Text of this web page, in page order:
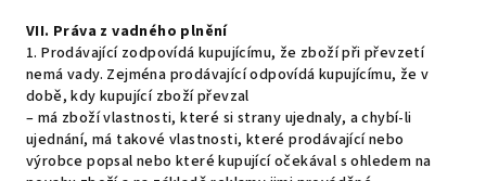
VII. Práva z vadného plnění
1. Prodávající zodpovídá kupujícímu, že zboží při převzetí
nemá vady. Zejména prodávající odpovídá kupujícímu, že v
době, kdy kupující zboží převzal
– má zboží vlastnosti, které si strany ujednaly, a chybí-li
ujednání, má takové vlastnosti, které prodávající nebo
výrobce popsal nebo které kupující očekával s ohledem na